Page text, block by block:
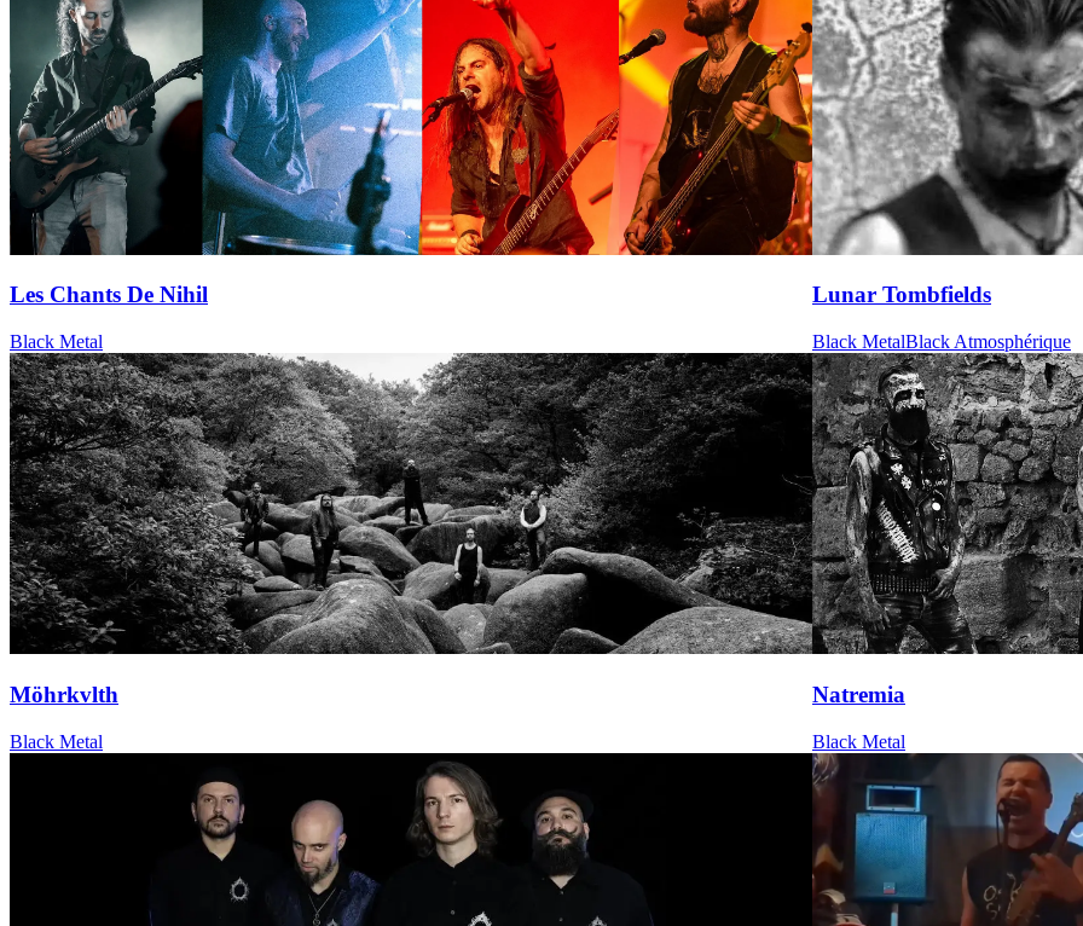
Les Chants De Nihil
Black Metal
Lunar Tombfields
Black MetalBlack Atmosphérique
Möhrkvlth
Black Metal
Natremia
Black Metal